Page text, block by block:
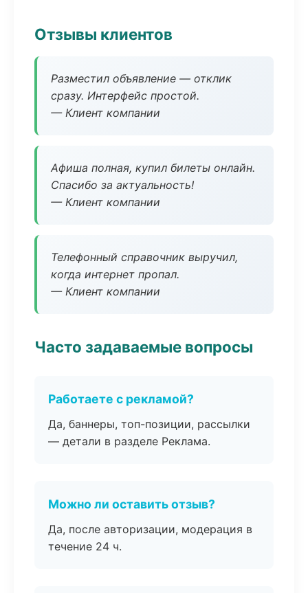
Отзывы клиентов
Разместил объявление — отклик
сразу. Интерфейс простой.
— Клиент компании
Афиша полная, купил билеты онлайн.
Спасибо за актуальность!
— Клиент компании
Телефонный справочник выручил,
когда интернет пропал.
— Клиент компании
Часто задаваемые вопросы
Работаете с рекламой?
Да, баннеры, топ-позиции, рассылки
— детали в разделе Реклама.
Можно ли оставить отзыв?
Да, после авторизации, модерация в
течение 24 ч.